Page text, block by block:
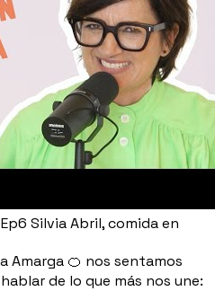
Silvia Abril, comida en
Amarga 🍊 nos sentamos
de lo que más nos une: